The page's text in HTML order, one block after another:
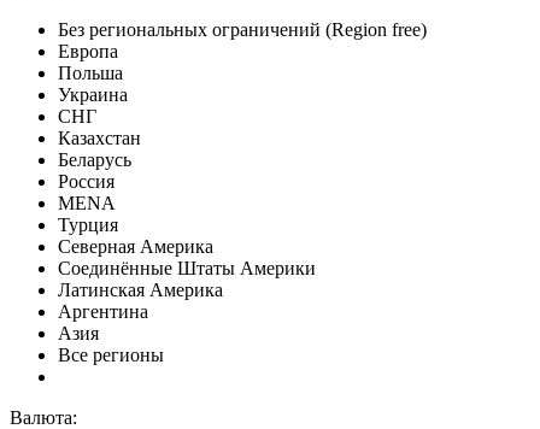
Без региональных ограничений (Region free)
Европа
Польша
Украина
СНГ
Казахстан
Беларусь
Россия
MENA
Турция
Северная Америка
Соединённые Штаты Америки
Латинская Америка
Аргентина
Азия
Все регионы
Валюта: